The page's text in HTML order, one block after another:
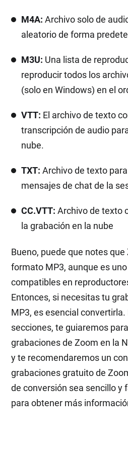
M4A: Archivo solo de
aleatorio de forma
M3U: Una lista de
reproducir todos los
(solo en Windows) en el
VTT: El archivo de texto
transcripción de audio
nube.
TXT: Archivo de texto
mensajes de chat de la
CC.VTT: Archivo de texto
la grabación en la nube
Bueno, puede que notes que
formato MP3, aunque es
compatibles en
Entonces, si necesitas tu
MP3, es esencial
secciones, te guiaremos
grabaciones de Zoom en la
y te recomendaremos un
grabaciones gratuito de
de conversión sea sencillo y
para obtener más